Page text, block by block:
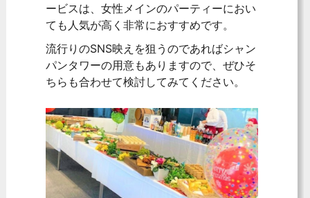
ービスは、女性メインのパーティーにおい
ても人気が高く非常におすすめです。
流行りのSNS映えを狙うのであればシャン
パンタワーの用意もありますので、ぜひそ
ちらも合わせて検討してみてください。